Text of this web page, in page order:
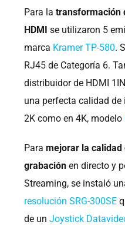
Para la transformación
HDMIse utilizaron 5
marca Kramer TP-580.
RJ45 de Categoría 6.
distribuidor de HDMI
una perfecta calidad
2K como en 4K, modelo
Paramejorar la calidad
grabación en directo y
Streaming, se instaló
resolución SRG-300SE
de un Joystick